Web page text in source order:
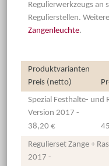
Regulierwerkzeugs an
Regulierstellen.
Zangenleuchte.
Produktvarianten
Preis (netto)
Spezial Festhalte- und
Version 2017 -
38,20 €
Regulierset Zange +
2017 -